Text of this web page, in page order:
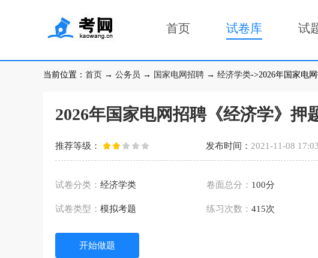
首页 试卷库 试
当前位置： 首页 → 公务员 → 国家电网招聘 → 经济学类->2026年国家电
2026年国家电网招聘《经济学》押
推荐等级： 发布时间： 2021-11-08 17:03
试卷分类： 经济学类 卷面总分： 100分
试卷类型： 模拟考题 练习次数：415次
开始做题